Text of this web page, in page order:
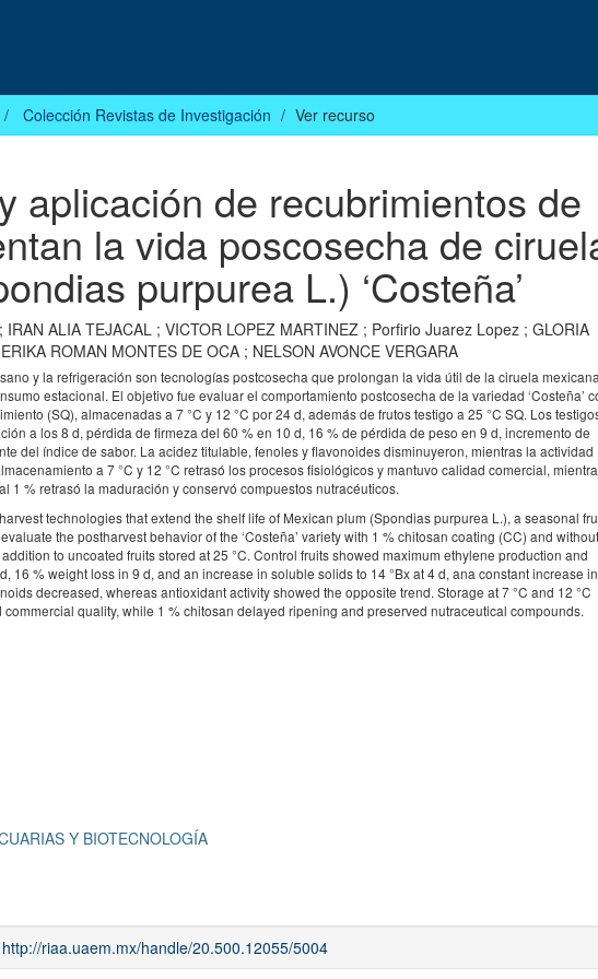
Colección Revistas de Investigación Ver recurso
aplicación de recubrimientos de
la vida poscosecha de
purpurea L.) ‘Costeña’
; IRAN ALIA TEJACAL ;VICTOR LOPEZ MARTINEZ ; Porfirio Juarez Lopez ;GLORIA
ERIKA ROMAN MONTES DE OCA ; NELSON AVONCE VERGARA
y la refrigeración son tecnologías postcosecha que prolongan la vida útil de la ciruela mexicana
estacional. El objetivo fue evaluar el comportamiento postcosecha de la variedad ‘Costeña’
(SQ), almacenadas a 7 °C y 12 °C por 24 d, además de frutos testigo a 25 °C SQ. Los
a los 8 d, pérdida de firmeza del 60 % en 10 d, 16 % de pérdida de peso en 9 d, incremento de
del índice de sabor. La acidez titulable, fenoles y flavonoides disminuyeron, mientras la actividad
a 7 °C y 12 °C retrasó los procesos fisiológicos y mantuvo calidad comercial,
1 % retrasó la maduración y conservó compuestos nutracéuticos.
technologies that extend the shelf life of Mexican plum (Spondias purpurea L.), a seasonal
the postharvest behavior of the ‘Costeña’ variety with 1 % chitosan coating (CC) and without
to uncoated fruits stored at 25 °C. Control fruits showed maximum ethylene production and
16 % weight loss in 9 d, and an increase in soluble solids to 14 °Bx at 4 d, ana constant increase in
decreased, whereas antioxidant activity showed the opposite trend. Storage at 7 °C and 12 °C
quality, while 1 % chitosan delayed ripening and preserved nutraceutical compounds.
Y BIOTECNOLOGÍA
http://riaa.uaem.mx/handle/20.500.12055/5004